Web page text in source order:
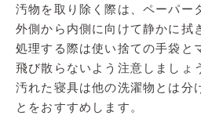
汚物を取り除く際は、ペーパー
外側から内側に向けて静かに拭
処理する際は使い捨ての手袋と
飛び散らないよう注意しましょ
汚れた寝具は他の洗濯物とは分
とをおすすめします。